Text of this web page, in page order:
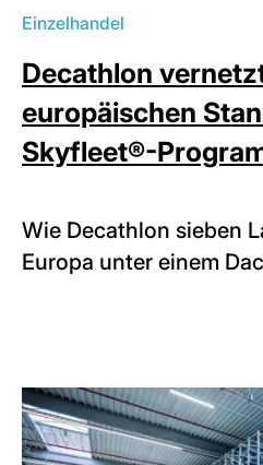
Einzelhandel
Decathlon
europäischen
Skyfleet®-
Wie Decathlon sieben
Europa unter einem